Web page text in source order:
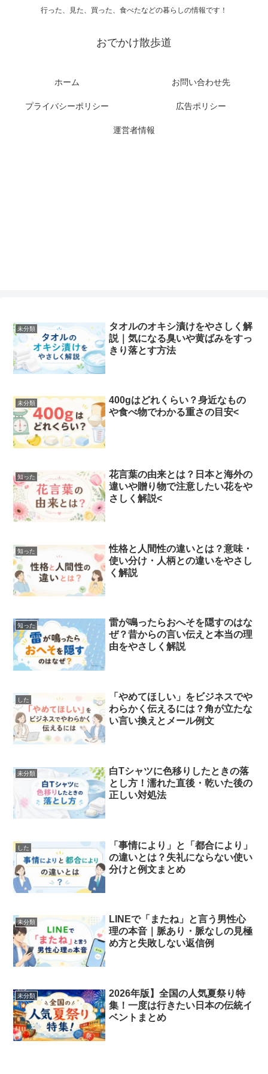
行った、見た、買った、食べたなどの暮らしの情報です！
おでかけ散歩道
ホーム お問い合わせ先
プライバシーポリシー 広告ポリシー
運営者情報
未分類
タオルのオキシ漬けをやさしく解
説｜気になる臭いや黄ばみをすっ
きり落とす方法
未分類
400gはどれくらい？身近なもの
や食べ物でわかる重さの目安<
知った
花言葉の由来とは？日本と海外の
違いや贈り物で注意したい花をや
さしく解説<
知った
性格と人間性の違いとは？意味・
使い分け・人柄との違いをやさし
く解説
知った
雷が鳴ったらおへそを隠すのはな
ぜ？昔からの言い伝えと本当の理
由をやさしく解説
した
「やめてほしい」をビジネスでや
わらかく伝えるには？角が立たな
い言い換えとメール例文
未分類
白Tシャツに色移りしたときの落
とし方！濡れた直後・乾いた後の
正しい対処法
した
「事情により」と「都合により」
の違いとは？失礼にならない使い
分けと例文まとめ
未分類
LINEで「またね」と言う男性心
理の本音｜脈あり・脈なしの見極
め方と失敗しない返信例
未分類
2026年版】全国の人気夏祭り特
集！一度は行きたい日本の伝統イ
ベントまとめ